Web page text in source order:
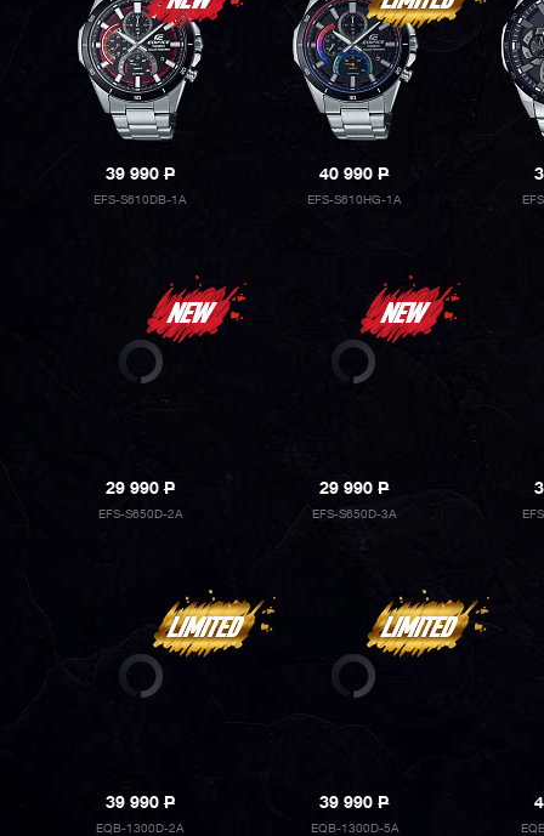
39 990P
EFS-S610DB-1A
40 990P
EFS-S610HG-1A
29 990P
EFS-S650D-2A
29 990P
EFS-S650D-3A
39 990P
EQB-1300D-2A
39 990P
EQB-1300D-5A